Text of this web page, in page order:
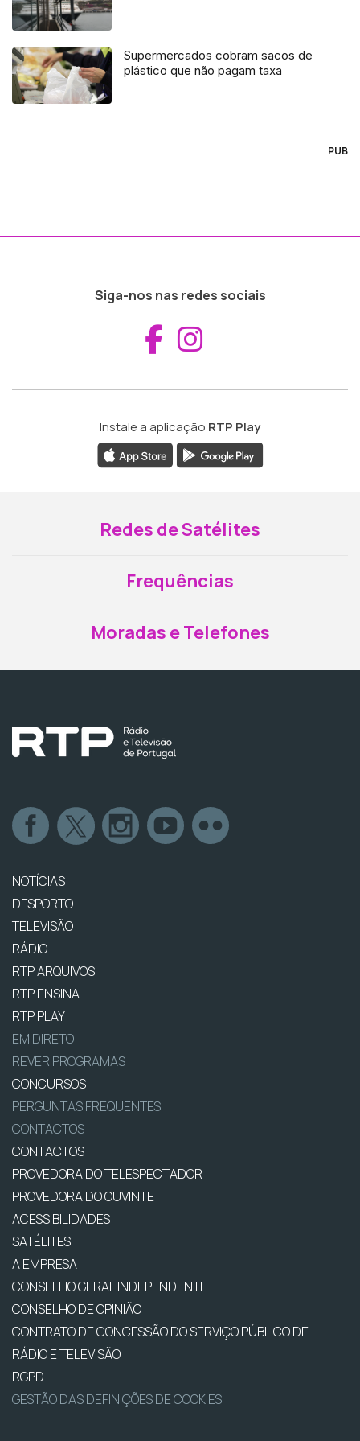
Supermercados cobram sacos de
plástico que não pagam taxa
PUB
Siga-nos nas redes sociais
Aceder ao
Instale a aplicação RTP Play
Redes de Satélites
Frequências
Moradas e Telefones
NOTÍCIAS
DESPORTO
TELEVISÃO
RÁDIO
RTP ARQUIVOS
RTP ENSINA
RTP PLAY
EM DIRETO
REVER PROGRAMAS
CONCURSOS
PERGUNTAS FREQUENTES
CONTACTOS
CONTACTOS
PROVEDORA DO TELESPECTADOR
PROVEDORA DO OUVINTE
ACESSIBILIDADES
SATÉLITES
A EMPRESA
CONSELHO GERAL INDEPENDENTE
CONSELHO DE OPINIÃO
CONTRATO DE CONCESSÃO DO SERVIÇO PÚBLICO DE
RÁDIO E TELEVISÃO
RGPD
GESTÃO DAS DEFINIÇÕES DE COOKIES